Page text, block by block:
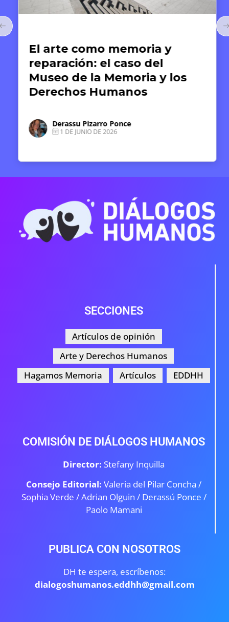
El arte como memoria y
reparación: el caso del
Museo de la Memoria y los
Derechos Humanos
Derassu Pizarro Ponce
1 DE JUNIO DE 2026
SECCIONES
Artículos de opinión
Arte y Derechos Humanos
Hagamos Memoria
Artículos EDDHH
COMISIÓN DE DIÁLOGOS HUMANOS
Director: Stefany Inquilla
Consejo Editorial: Valeria del Pilar Concha /
Sophia Verde /Adrian Olguin / Derassú Ponce /
Paolo Mamani
PUBLICA CON NOSOTROS
DH te espera, escríbenos:
dialogoshumanos.eddhh@gmail.com